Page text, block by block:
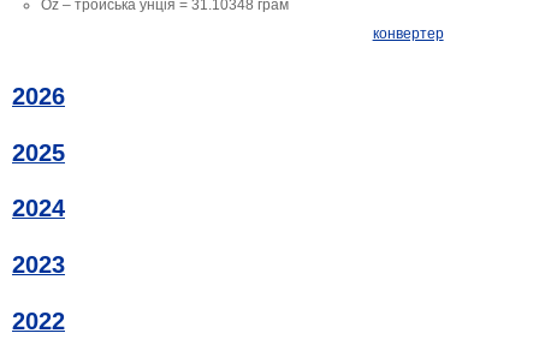
Oz – тройська унція = 31.10348 грам
конвертер
2026
2025
2024
2023
2022